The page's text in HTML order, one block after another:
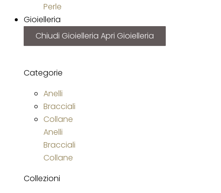
Perle
Gioielleria
Chiudi Gioielleria Apri Gioielleria
Categorie
Anelli
Bracciali
Collane
Anelli
Bracciali
Collane
Collezioni